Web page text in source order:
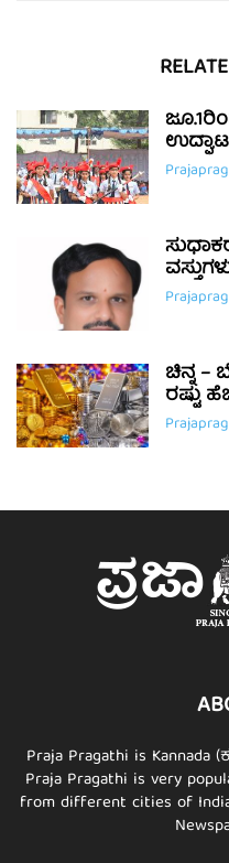
ಚಿನ್ನ –
ರಷ್ಟು
Praja Pragathi is Kannada
Praja Pragathi is very
from different cities of